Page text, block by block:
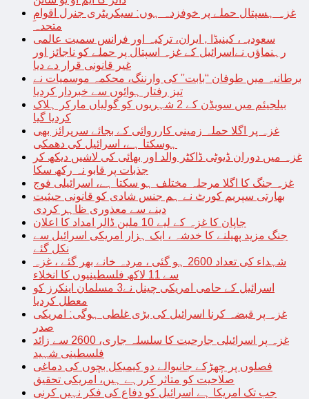
غزہ ہسپتال حملے پر خوفزدہ ہوں: سیکریٹری جنرل اقوامِ
متحدہ
سعودیہ، کینیڈا , ایران، ترکیہ اور فرانس سمیت عالمی
رہنماؤں نےاسرائیل کے غزہ اسپتال پر حملے کو ناجائز اور
غیر قانونی قرار دے دیا
برطانیہ میں طوفان “بابت” کی وارننگ، محکمہ موسمیات نے
تیز رفتار ہوائوں سے خبردار کردیا
بیلجیئم میں سویڈن کے 2 شہریوں کو گولیاں مارکر ہلاک
کردیا گیا
غزہ پر اگلا حملہ زمینی کارروائی کے بجائے سرپرائز بھی
ہوسکتا ہے، اسرائیل کی دھمکی
غزہ میں دوران ڈیوٹی ڈاکٹر والد اور بھائی کی لاشیں دیکھ کر
جذبات پر قابو نہ رکھ سکا
غزہ جنگ کا اگلا مرحلہ مختلف ہو سکتا ہے، اسرائیلی فوج
بھارتی سپریم کورٹ نے ہم جنس شادی کو قانونی حیثیت
دینے سے معذوری ظاہر کردی
جاپان کا غزہ کے لیے 10 ملین ڈالر امداد کا اعلان
جنگ مزید پھیلنے کا خدشہ ، ایک ہزار امریکی اسرائیل سے
نکل گئے
شہداء کی تعداد 2600 ہو گئی ، مردہ خانے بھر گئے ، غزہ
سے 11 لاکھ فلسطینیوں کا انخلاء
اسرائیل کے حامی امریکی چینل نے3 مسلمان اینکرز کو
معطل کردیا
غزہ پر قبضہ کرنا اسرائیل کی بڑی غلطی ہوگی: امریکی
صدر
غزہ پر اسرائیلی جارحیت کا سلسلہ جاری، 2600 سے زائد
فلسطینی شہید
فصلوں پر چھڑکے جانیوالے دو کیمیکل بچوں کی دماغی
صلاحیت کو متاثر کررہے ہیں، امریکی تحقیق
جب تک امریکا ہے اسرائیل کو دفاع کی فکر نہیں کرنی